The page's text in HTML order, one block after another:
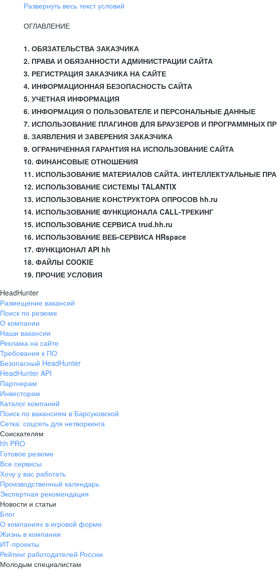
Развернуть весь текст условий
ОГЛАВЛЕНИЕ
1. ОБЯЗАТЕЛЬСТВА ЗАКАЗЧИКА
2. ПРАВА И ОБЯЗАННОСТИ АДМИНИСТРАЦИИ САЙТА
3. РЕГИСТРАЦИЯ ЗАКАЗЧИКА НА САЙТЕ
4. ИНФОРМАЦИОННАЯ БЕЗОПАСНОСТЬ САЙТА
5. УЧЕТНАЯ ИНФОРМАЦИЯ
6. ИНФОРМАЦИЯ О ПОЛЬЗОВАТЕЛЕ И ПЕРСОНАЛЬНЫЕ ДАННЫЕ
7. ИСПОЛЬЗОВАНИЕ ПЛАГИНОВ ДЛЯ БРАУЗЕРОВ И ПРОГРАММНЫХ
8. ЗАЯВЛЕНИЯ И ЗАВЕРЕНИЯ ЗАКАЗЧИКА
9. ОГРАНИЧЕННАЯ ГАРАНТИЯ НА ИСПОЛЬЗОВАНИЕ САЙТА
10. ФИНАНСОВЫЕ ОТНОШЕНИЯ
11. ИСПОЛЬЗОВАНИЕ МАТЕРИАЛОВ САЙТА. ИНТЕЛЛЕКТУАЛЬНЫЕ
12. ИСПОЛЬЗОВАНИЕ СИСТЕМЫ TALANTIX
13. ИСПОЛЬЗОВАНИЕ КОНСТРУКТОРА ОПРОСОВ hh.ru
14. ИСПОЛЬЗОВАНИЕ ФУНКЦИОНАЛА CALL-ТРЕКИНГ
15. ИСПОЛЬЗОВАНИЕ СЕРВИСА trud.hh.ru
16. ИСПОЛЬЗОВАНИЕ ВЕБ-СЕРВИСА HRspace
17. ФУНКЦИОНАЛ API hh
18. ФАЙЛЫ COOKIE
19. ПРОЧИЕ УСЛОВИЯ
HeadHunter
Размещение вакансий
Поиск по резюме
О компании
Наши вакансии
Реклама на сайте
Требования к ПО
Безопасный HeadHunter
HeadHunter API
Партнерам
Инвесторам
Каталог компаний
Поиск по вакансиям в Барсуковской
Сетка: соцсеть для нетворкинга
Соискателям
hh PRO
Готовое резюме
Все сервисы
Хочу у вас работать
Производственный календарь
Экспертная рекомендация
Новости и статьи
Блог
О компаниях в игровой форме
Жизнь в компании
ИТ-проекты
Рейтинг работодателей России
Молодым специалистам